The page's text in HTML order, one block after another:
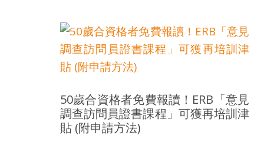
50歲合資格者免費報讀！ERB「意見
調查訪問員證書課程」可獲再培訓津
貼 (附申請方法)